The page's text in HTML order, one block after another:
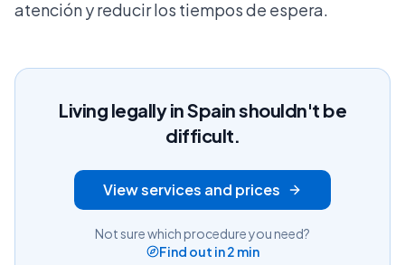
atención y reducir los tiempos de espera.
Living legally in Spain shouldn't be
difficult.
View services and prices
Not sure which procedure you need?
Find out in 2 min